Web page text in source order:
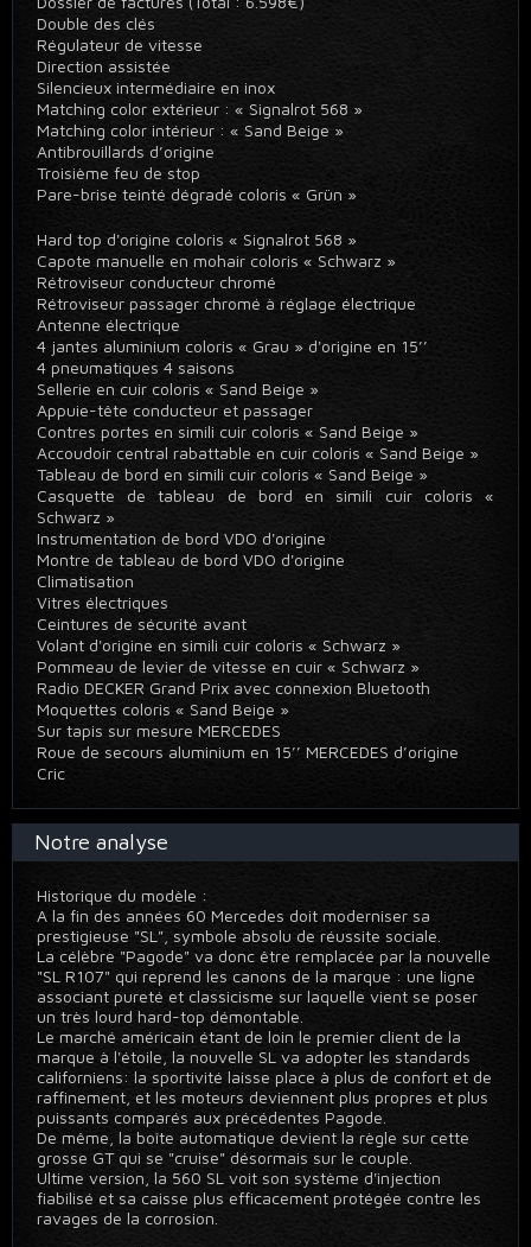
Double des clés
Régulateur de vitesse
Direction assistée
Silencieux intermédiaire en inox
Matching color extérieur : « Signalrot 568 »
Matching color intérieur : « Sand Beige »
Antibrouillards d’origine
Troisième feu de stop
Pare-brise teinté dégradé coloris « Grün »
Hard top d'origine coloris « Signalrot 568 »
Capote manuelle en mohair coloris « Schwarz »
Rétroviseur conducteur chromé
Rétroviseur passager chromé à réglage électrique
Antenne électrique
4 jantes aluminium coloris « Grau » d'origine en 15’’
4 pneumatiques 4 saisons
Sellerie en cuir coloris « Sand Beige »
Appuie-tête conducteur et passager
Contres portes en simili cuir coloris « Sand Beige »
Accoudoir central rabattable en cuir coloris « Sand Beige »
Tableau de bord en simili cuir coloris « Sand Beige »
Casquette de tableau de bord en simili cuir coloris «
Schwarz »
Instrumentation de bord VDO d'origine
Montre de tableau de bord VDO d'origine
Climatisation
Vitres électriques
Ceintures de sécurité avant
Volant d'origine en simili cuir coloris « Schwarz »
Pommeau de levier de vitesse en cuir « Schwarz »
Radio DECKER Grand Prix avec connexion Bluetooth
Moquettes coloris « Sand Beige »
Sur tapis sur mesure MERCEDES
Roue de secours aluminium en 15’’ MERCEDES d’origine
Cric
Notre analyse
Historique du modèle :
A la fin des années 60 Mercedes doit moderniser sa
prestigieuse "SL", symbole absolu de réussite sociale.
La célèbre "Pagode" va donc être remplacée par la nouvelle
"SL R107" qui reprend les canons de la marque : une ligne
associant pureté et classicisme sur laquelle vient se poser
un très lourd hard-top démontable.
Le marché américain étant de loin le premier client de la
marque à l'étoile, la nouvelle SL va adopter les standards
californiens: la sportivité laisse place à plus de confort et de
raffinement, et les moteurs deviennent plus propres et plus
puissants comparés aux précédentes Pagode.
De même, la boîte automatique devient la règle sur cette
grosse GT qui se "cruise" désormais sur le couple.
Ultime version, la 560 SL voit son système d'injection
fiabilisé et sa caisse plus efficacement protégée contre les
ravages de la corrosion.